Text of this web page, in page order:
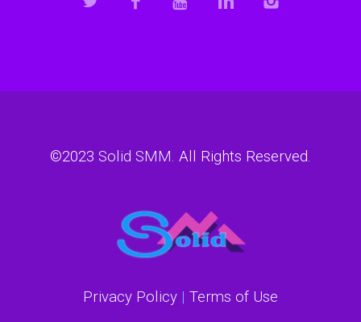
©2023 Solid SMM. All Rights Reserved.
Privacy Policy | Terms of Use